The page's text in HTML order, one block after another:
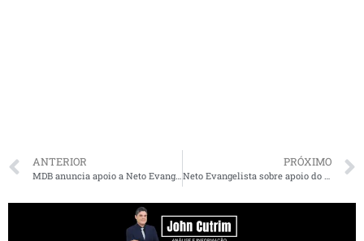
ANTERIOR PRÓXIMO